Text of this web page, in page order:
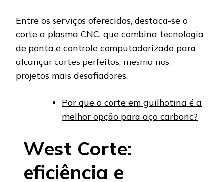
Entre os serviços oferecidos, destaca-se o
corte a plasma CNC, que combina tecnologia
de ponta e controle computadorizado para
alcançar cortes perfeitos, mesmo nos
projetos mais desafiadores.
Por que o corte em guilhotina é a
melhor opção para aço carbono?
West Corte:
eficiência e